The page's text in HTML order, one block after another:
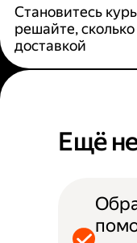
Становитесь
решайте,
доставкой
Ещё